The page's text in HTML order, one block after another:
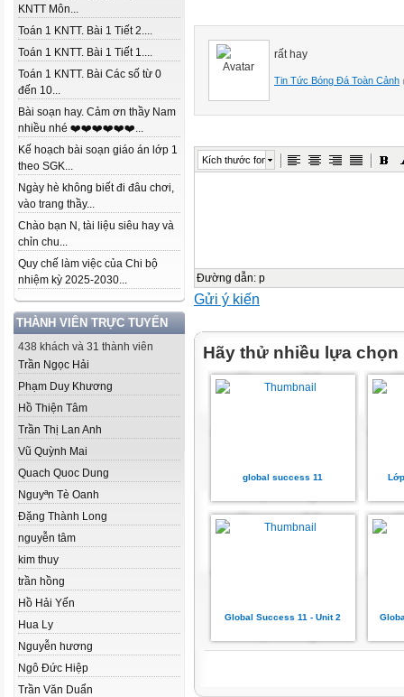
KNTT Môn...
Toán 1 KNTT. Bài 1 Tiết 2....
Toán 1 KNTT. Bài 1 Tiết 1....
Toán 1 KNTT. Bài Các số từ 0
đến 10...
Bài soạn hay. Cảm ơn thầy Nam
nhiều nhé ❤️❤️❤️❤️❤️❤️...
Kế hoạch bài soạn giáo án lớp 1
theo SGK...
Ngày hè không biết đi đâu chơi,
vào trang thầy...
Chào bạn N, tài liệu siêu hay và
chỉn chu...
Quy chế làm việc của Chi bộ
nhiệm kỳ 2025-2030...
THÀNH VIÊN TRỰC TUYẾN
438 khách và 31 thành viên
Trần Ngọc Hải
Phạm Duy Khương
Hồ Thiện Tâm
Trần Thị Lan Anh
Vũ Quỳnh Mai
Quach Quoc Dung
Nguyªn Tè Oanh
Đặng Thành Long
nguyễn tâm
kim thuy
trần hồng
Hồ Hải Yến
Hua Ly
Nguyễn hương
Ngô Đức Hiệp
Trần Văn Duẩn
rất hay
Tin Tức Bóng Đá Toàn Cảnh
Kích thước font
Đường dẫn: p
Gửi ý kiến
Hãy thử nhiều lựa chọn
global success 11
Global Success 11 - Unit 2